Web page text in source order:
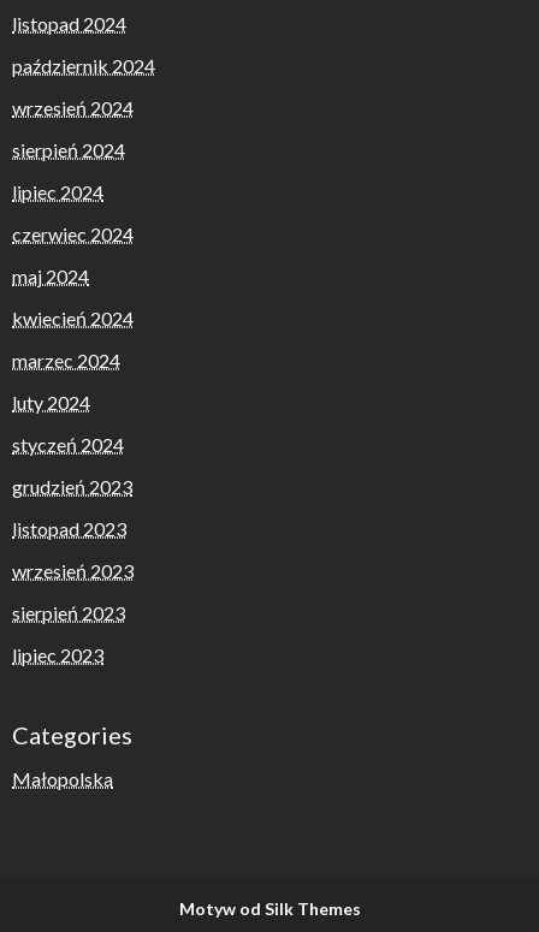
listopad 2024
październik 2024
wrzesień 2024
sierpień 2024
lipiec 2024
czerwiec 2024
maj 2024
kwiecień 2024
marzec 2024
luty 2024
styczeń 2024
grudzień 2023
listopad 2023
wrzesień 2023
sierpień 2023
lipiec 2023
Categories
Małopolska
Motyw od Silk Themes